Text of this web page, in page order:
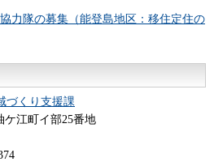
力隊の募集（能登島地区：移住定住の
づくり支援課
ケ江町イ部25番地